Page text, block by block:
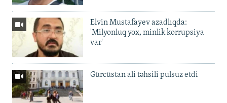
Elvin Mustafayev azadlıqda:
'Milyonluq yox, minlik korrupsiya
var'
Gürcüstan ali təhsili pulsuz etdi